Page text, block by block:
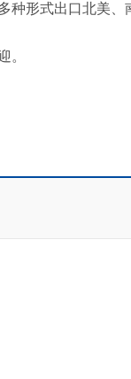
种形式出口北美
。